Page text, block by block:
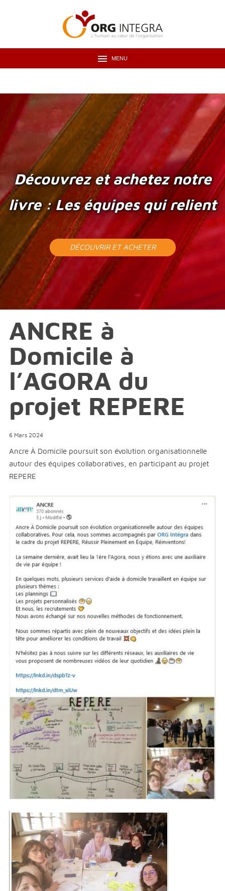
MENU
Découvrez et achetez notre
livre : Les équipes qui relient
DÉCOUVRIR ET ACHETER
ANCRE à
Domicile à
l’AGORA du
projet REPERE
6 Mars 2024
Ancre À Domicile poursuit son évolution organisationnelle
autour des équipes collaboratives, en participant au projet
REPERE